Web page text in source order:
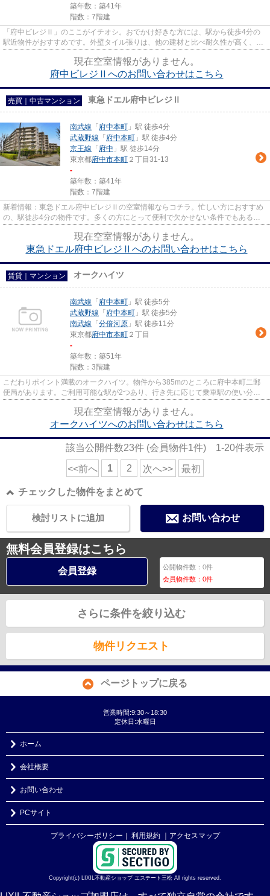
築年数：築41年
階数：7階建
「府中ビレジⅡ」のここがイチオシ。おでかけ好きな方には、駅から徒歩4分の
駅近物件がおすすめです。外壁タイル張りは、他の建材と比べ耐久性が高く、メ
現在空室情報がありません。
府中ビレジⅡへのお問い合わせはこちら
売買｜中古マンション 東急ドエル府中ビレジⅡ
南武線 「 府中本町 」駅 徒歩4分
武蔵野線 「 府中本町 」駅 徒歩4分
京王線 「 府中 」駅 徒歩14分
東京都府中市本町 ２丁目31-13
-
築年数：築41年
階数：7階建
新着情報：東急ドエル府中ビレジⅡの空室情報ならコチラ。忙しい方におすすめ
の、駅徒歩4分の物件です。多くの方にとって便利で欠かせない条件でもあるエ
現在空室情報がありません。
東急ドエル府中ビレジⅡへのお問い合わせはこちら
賃貸｜マンション オークハイツ
南武線 「 府中本町 」駅 徒歩5分
武蔵野線 「 府中本町 」駅 徒歩5分
南武線 「 分倍河原 」駅 徒歩11分
東京都府中市本町 ２丁目
-
築年数：築51年
階数：3階建
こだわりポイント満載のオークハイツ。物件から385mのところに府中本町二郵
便局があります。ご利用可能な駅が2つあり、行き先に応じて乗車駅の使い分け
現在空室情報がありません。
オークハイツへのお問い合わせはこちら
該当公開件数23件 (会員物件1件) 1-20件表示
<<前へ 1 2 次へ>> 最初
チェックした物件をまとめて
お問い合わせ
検討リストに追加
無料会員登録はこちら
会員登録 公開物件数：0件
会員物件数：0件
さらに条件を絞り込む
物件リクエスト
ページトップに戻る
営業時間:9:30～18:30
定休日:水曜日
ホーム
会社概要
お問い合わせ
PCサイト
プライバシーポリシー ｜ 利用規約 ｜アクセスマップ
Copyright(c) LIXIL不動産ショップ エステート三松 All rights reserved.